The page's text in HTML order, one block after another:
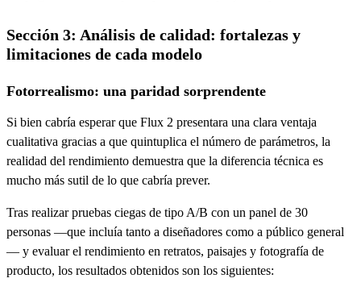
Sección 3: Análisis de calidad: fortalezas y
limitaciones de cada modelo
Fotorrealismo: una paridad sorprendente
Si bien cabría esperar que Flux 2 presentara una clara ventaja
cualitativa gracias a que quintuplica el número de parámetros, la
realidad del rendimiento demuestra que la diferencia técnica es
mucho más sutil de lo que cabría prever.
Tras realizar pruebas ciegas de tipo A/B con un panel de 30
personas —que incluía tanto a diseñadores como a público general
— y evaluar el rendimiento en retratos, paisajes y fotografía de
producto, los resultados obtenidos son los siguientes: